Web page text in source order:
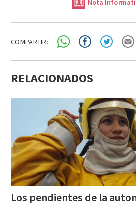
Nota
COMPARTIR:
RELACIONADOS
Los pendientes de la